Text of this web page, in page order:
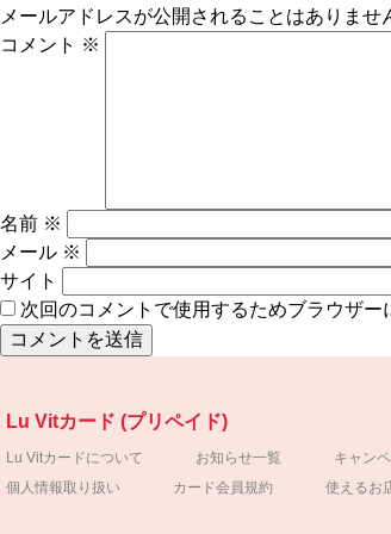
メールアドレスが公開されることはありませ
コメント ※
名前 ※
メール ※
サイト
次回のコメントで使用するためブラウザー
Lu Vitカード (プリペイド)
Lu Vitカードについて お知らせ一覧 キャン
個人情報取り扱い
カード会員規約 使えるお